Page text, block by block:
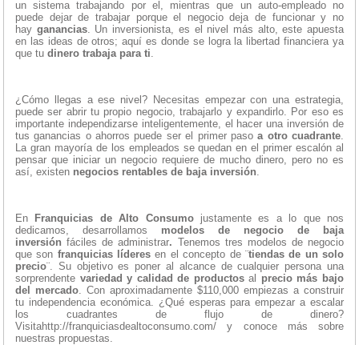
un sistema trabajando por el, mientras que un auto-empleado no
puede dejar de trabajar porque el negocio deja de funcionar y no
hay ganancias. Un inversionista, es el nivel más alto, este apuesta
en las ideas de otros; aquí es donde se logra la libertad financiera ya
que tu dinero trabaja para ti
¿Cómo llegas a ese nivel? Necesitas empezar con una estrategia,
puede ser abrir tu propio negocio, trabajarlo y expandirlo. Por eso es
importante independizarse inteligentemente, el hacer una inversión de
tus ganancias o ahorros puede ser el primer pasoa otro cuadrante
La gran mayoría de los empleados se quedan en el primer escalón al
pensar que iniciar un negocio requiere de mucho dinero, pero no es
así, existen negocios rentables de baja inversión
En Franquicias de Alto Consumojustamente es a lo que nos
dedicamos, desarrollamos modelos de negocio de baja
inversiónfáciles de administrar. Tenemos tres modelos de negocio
que son franquicias líderes en el concepto de ¨tiendas de un solo
precio¨. Su objetivo es poner al alcance de cualquier persona una
sorprendente variedad y calidad de productosal precio más bajo
del mercado . Con aproximadamente $110,000 empiezas a construir
tu independencia económica. ¿Qué esperas para empezar a escalar
los cuadrantes de flujo de dinero?
Visitahttp://franquiciasdealtoconsumo.com/ y conoce más sobre
nuestras propuestas.